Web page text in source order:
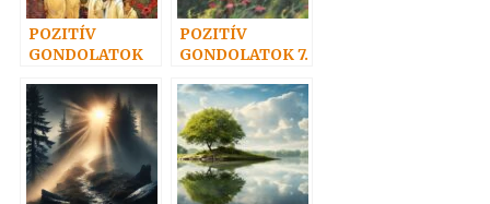
POZITÍV
GONDOLATOK
POZITÍV
GONDOLATOK 7.